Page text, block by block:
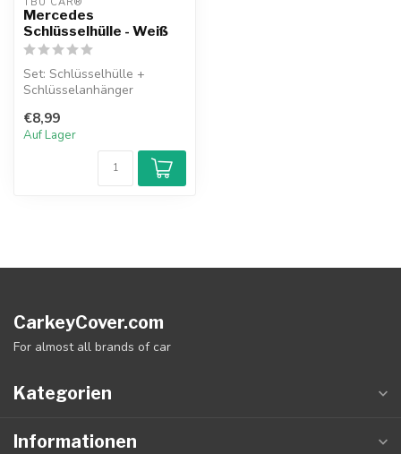
Mercedes
Schlüsselhülle - Weiß
Set: Schlüsselhülle +
Schlüsselanhänger
€8,99
Auf Lager
CarkeyCover.com
For almost all brands of car
Kategorien
Informationen